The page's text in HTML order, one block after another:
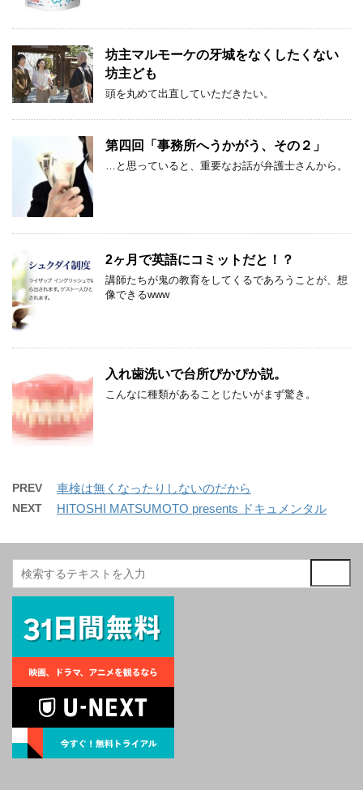
坊主マルモーケの牙城をなくしたくない
坊主ども
頭を丸めて出直していただきたい。
第四回「事務所へうかがう、その２」
…と思っていると、重要なお話が弁護士さんから。
2ヶ月で英語にコミットだと！？
講師たちが鬼の教育をしてくるであろうことが、想
像できるwww
入れ歯洗いで台所ぴかぴか説。
こんなに種類があることじたいがまず驚き。
PREV 車検は無くなったりしないのだから
NEXT HITOSHI MATSUMOTO presents ドキュメンタル